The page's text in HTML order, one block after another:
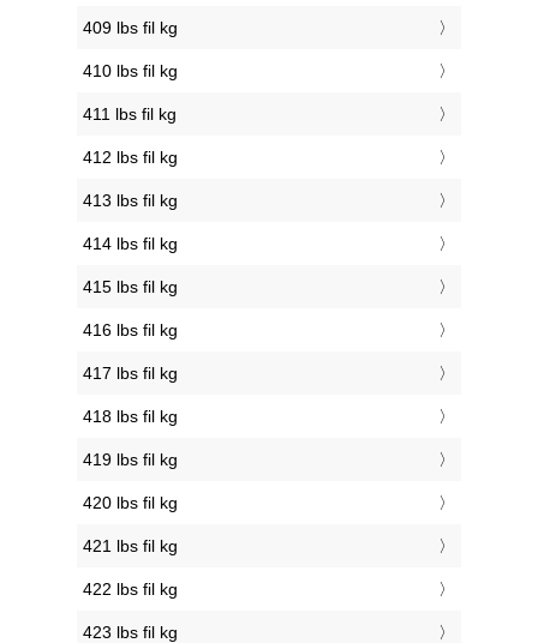
409 lbs fil kg
410 lbs fil kg
411 lbs fil kg
412 lbs fil kg
413 lbs fil kg
414 lbs fil kg
415 lbs fil kg
416 lbs fil kg
417 lbs fil kg
418 lbs fil kg
419 lbs fil kg
420 lbs fil kg
421 lbs fil kg
422 lbs fil kg
423 lbs fil kg